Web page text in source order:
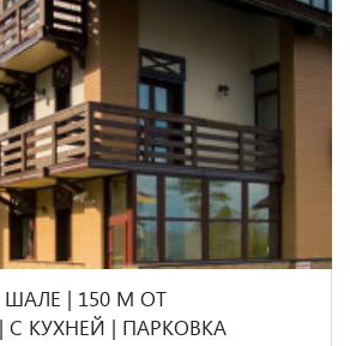
| 150 М ОТ
КУХНЕЙ | ПАРКОВКА